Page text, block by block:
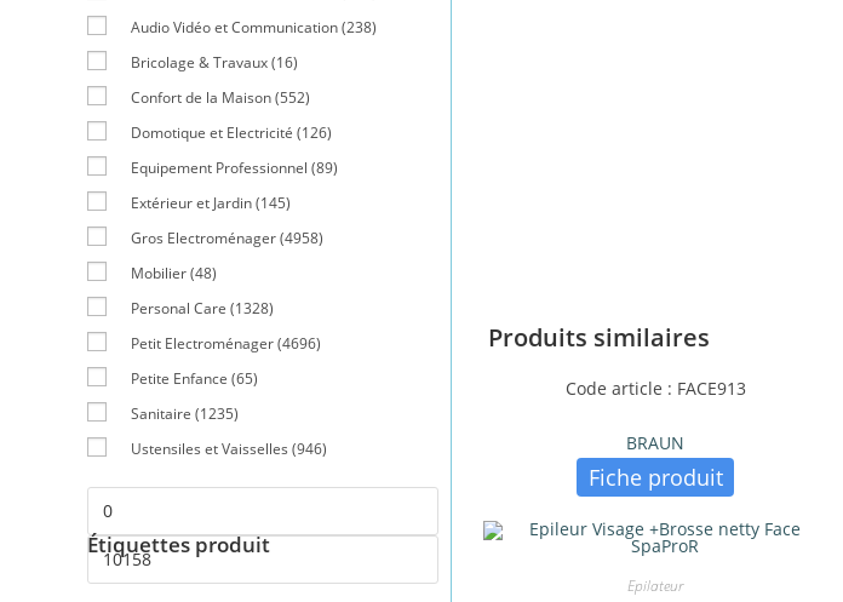
Produits similaires
Code article : FACE913
BRAUN
Fiche produit
Epilateur
Audio Vidéo et Communication(238)
Bricolage & Travaux(16)
Confort de la Maison(552)
Domotique et Electricité (126)
Equipement Professionnel (89)
Extérieur et Jardin(145)
Gros Electroménager(4958)
Mobilier(48)
Personal Care (1328)
Petit Electroménager(4696)
Petite Enfance (65)
Sanitaire (1235)
Ustensiles et Vaisselles (946)
Étiquettes produit